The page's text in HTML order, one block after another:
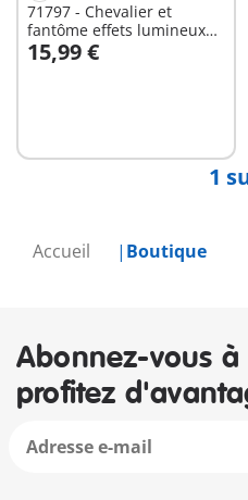
Accueil Boutique
71797 - Chevalier et
fantôme effets lumineux
multicolores
15,99 €
1
Abonnez-vous
profitez